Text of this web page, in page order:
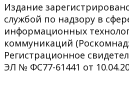
Издание
службой по надзору в
информационных
коммуникаций
Регистрационное
ЭЛ № ФС77-61441 от